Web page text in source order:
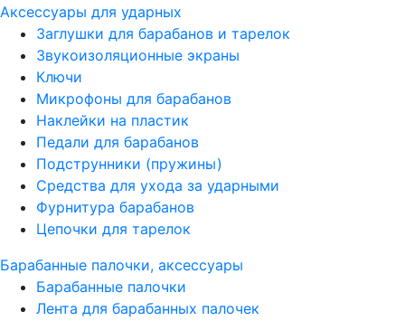
Аксессуары для ударных
Заглушки для барабанов и тарелок
Звукоизоляционные экраны
Ключи
Микрофоны для барабанов
Наклейки на пластик
Педали для барабанов
Подструнники (пружины)
Средства для ухода за ударными
Фурнитура барабанов
Цепочки для тарелок
Барабанные палочки, аксессуары
Барабанные палочки
Лента для барабанных палочек